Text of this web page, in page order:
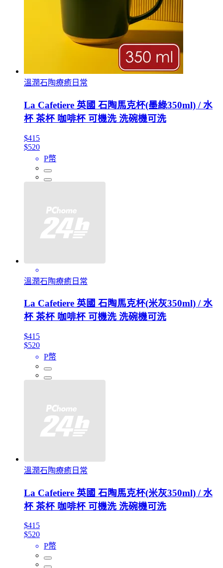
溫潤石陶療癒日常
La Cafetiere 英國 石陶馬克杯(墨綠350ml) / 水
杯 茶杯 咖啡杯 可機洗 洗碗機可洗
$415
$520
P幣
溫潤石陶療癒日常
La Cafetiere 英國 石陶馬克杯(米灰350ml) / 水
杯 茶杯 咖啡杯 可機洗 洗碗機可洗
$415
$520
P幣
溫潤石陶療癒日常
La Cafetiere 英國 石陶馬克杯(米灰350ml) / 水
杯 茶杯 咖啡杯 可機洗 洗碗機可洗
$415
$520
P幣